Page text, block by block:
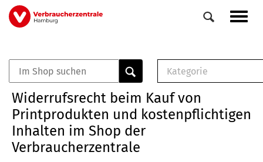
Direkt
zum
Veranstaltungen
0
Elemente
Kategorie
Musterbrief (RTF)
E-Broschüre
Widerrufsrecht beim Kauf von
Printprodukten und kostenpflichtigen
Inhalten im Shop der
Verbraucherzentrale